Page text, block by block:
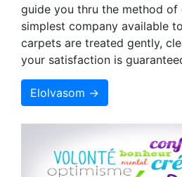
guide you thru the method of
simplest company available
carpets are treated gently,
your satisfaction is
Elolvasom →